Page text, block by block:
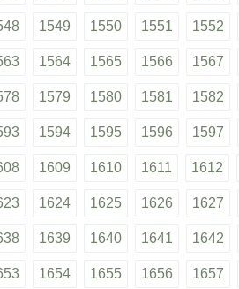
1549 1550 1551 1552
1564 1565 1566 1567
1579 1580 1581 1582
1594 1595 1596 1597
1609 1610 1611 1612
1624 1625 1626 1627
1639 1640 1641 1642
1654 1655 1656 1657